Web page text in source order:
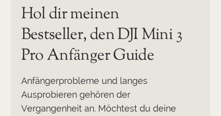
Hol dir meinen
Bestseller, den DJI Mini 3
Pro Anfänger Guide
Anfängerprobleme und langes
Ausprobieren gehören der
Vergangenheit an. Möchtest du deine